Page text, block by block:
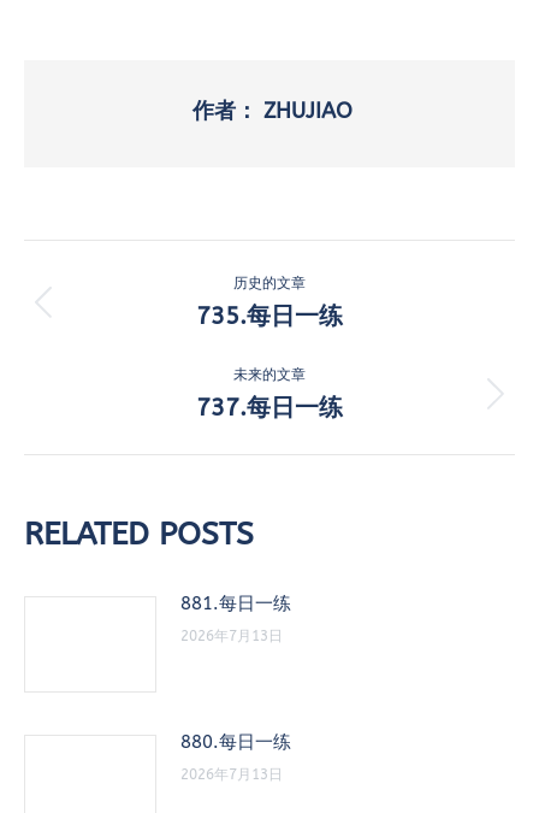
作者： ZHUJIAO
章
历史的文章
历
的
文
章：
735.每日一练
未来的文章
未
的
737.每日一练
RELATED POSTS
881.每日一练
2026年7月13日
880.每日一练
2026年7月13日